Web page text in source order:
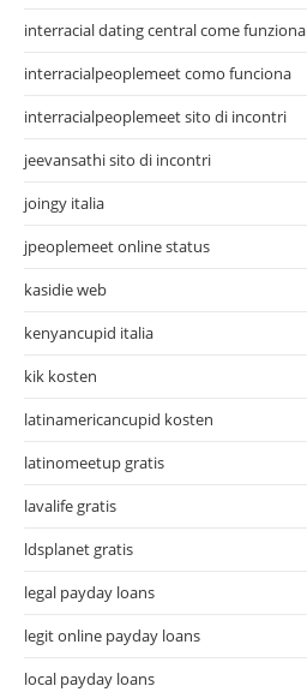
interracial dating central come funziona
interracialpeoplemeet como funciona
interracialpeoplemeet sito di incontri
jeevansathi sito di incontri
joingy italia
jpeoplemeet online status
kasidie web
kenyancupid italia
kik kosten
latinamericancupid kosten
latinomeetup gratis
lavalife gratis
ldsplanet gratis
legal payday loans
legit online payday loans
local payday loans